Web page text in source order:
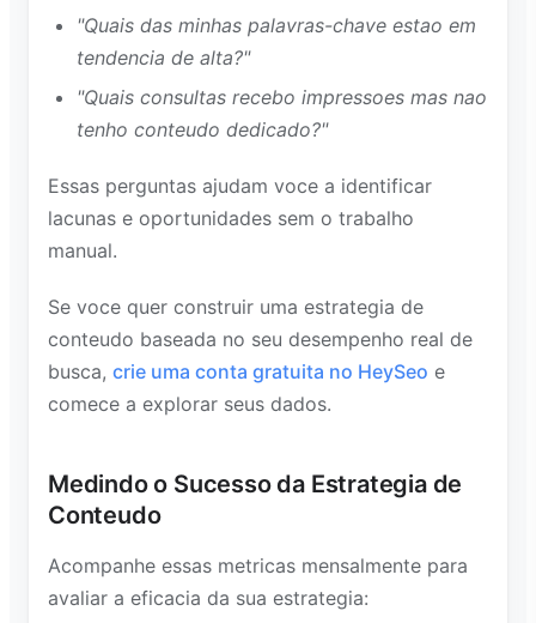
"Quais das minhas palavras-chave estao em
tendencia de alta?"
"Quais consultas recebo impressoes mas nao
tenho conteudo dedicado?"
Essas perguntas ajudam voce a identificar
lacunas e oportunidades sem o trabalho
manual.
Se voce quer construir uma estrategia de
conteudo baseada no seu desempenho real de
busca, crie uma conta gratuita no HeySeo e
comece a explorar seus dados.
Medindo o Sucesso da Estrategia de
Conteudo
Acompanhe essas metricas mensalmente para
avaliar a eficacia da sua estrategia: